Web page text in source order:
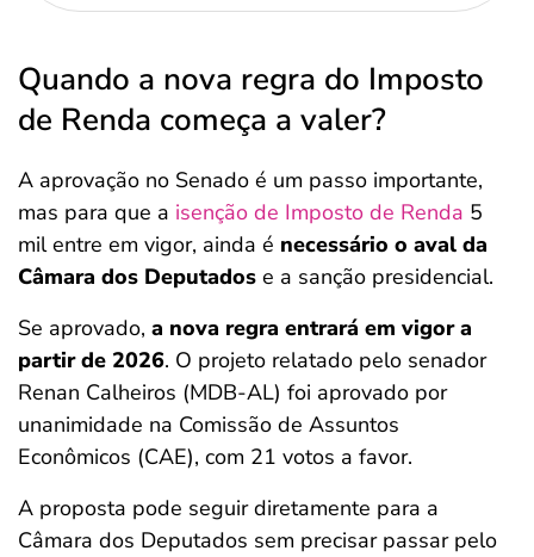
Quando a nova regra do Imposto
de Renda começa a valer?
A aprovação no Senado é um passo importante,
mas para que a isenção de Imposto de Renda 5
mil entre em vigor, ainda é necessário o aval da
Câmara dos Deputados e a sanção presidencial.
Se aprovado, a nova regra entrará em vigor a
partir de 2026. O projeto relatado pelo senador
Renan Calheiros (MDB-AL) foi aprovado por
unanimidade na Comissão de Assuntos
Econômicos (CAE), com 21 votos a favor.
A proposta pode seguir diretamente para a
Câmara dos Deputados sem precisar passar pelo